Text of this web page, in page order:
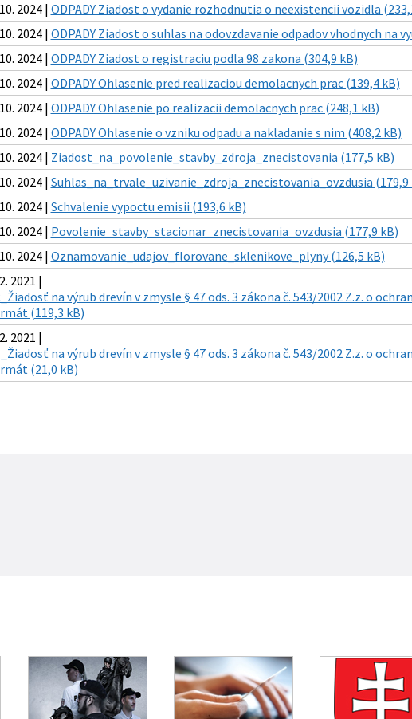
2024 |ODPADY Ziadost o vydanie rozhodnutia o neexistencii vozidla
2024 |ODPADY Ziadost o suhlas na odovzdavanie odpadov vhodnych na
2024 |ODPADY Ziadost o registraciu podla 98 zakona (304,9 kB)
2024 |ODPADY Ohlasenie pred realizaciou demolacnych prac (139,4 kB)
2024 |ODPADY Ohlasenie po realizacii demolacnych prac (248,1 kB)
2024 |ODPADY Ohlasenie o vzniku odpadu a nakladanie s nim (408,2 kB)
2024 | Ziadost_na_povolenie_stavby_zdroja_znecistovania (177,5 kB)
2024 |Suhlas_na_trvale_uzivanie_zdroja_znecistovania_ovzdusia (179,9
2024 |Schvalenie vypoctu emisii (193,6 kB)
2024 | Povolenie_stavby_stacionar_znecistovania_ovzdusia (177,9 kB)
2024 |Oznamovanie_udajov_florovane_sklenikove_plyny (126,5 kB)
2021 |
na výrub drevín v zmysle § 47 ods. 3 zákona č. 543/2002 Z.z. o
(119,3 kB)
2021 |
na výrub drevín v zmysle § 47 ods. 3 zákona č. 543/2002 Z.z. o
(21,0 kB)